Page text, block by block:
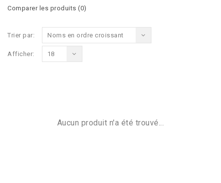
Comparer les produits (0)
Trier par: Noms en ordre croissant
Afficher: 18
Aucun produit n'a été trouvé...